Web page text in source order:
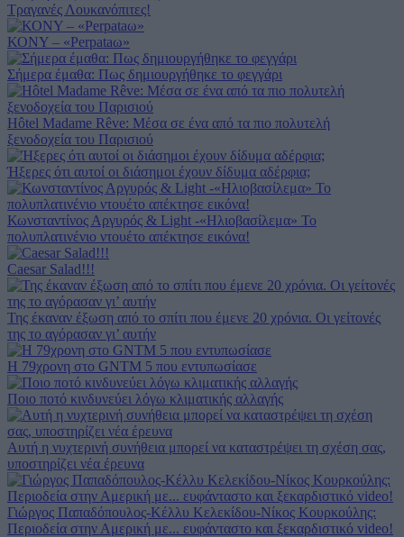
Τραγανές Λουκανόπιτες!
ΚΟΝΥ – «Perpataω»
Σήμερα έμαθα: Πως δημιουργήθηκε το φεγγάρι
Hôtel Madame Rêve: Μέσα σε ένα από τα πιο πολυτελή
ξενοδοχεία του Παρισιού
Ήξερες ότι αυτοί οι διάσημοι έχουν δίδυμα αδέρφια;
Κωνσταντίνος Αργυρός & Light -«Ηλιοβασίλεμα» Το
πολυπλατινένιο ντουέτο απέκτησε εικόνα!
Caesar Salad!!!
Της έκαναν έξωση από το σπίτι που έμενε 20 χρόνια. Οι γείτονές
της το αγόρασαν γι’ αυτήν
Η 79χρονη στο GNTM 5 που εντυπωσίασε
Ποιο ποτό κινδυνεύει λόγω κλιματικής αλλαγής
Αυτή η νυχτερινή συνήθεια μπορεί να καταστρέψει τη σχέση σας,
υποστηρίζει νέα έρευνα
Γιώργος Παπαδόπουλος-Κέλλυ Κελεκίδου-Νίκος Κουρκούλης:
Περιοδεία στην Αμερική με... ευφάνταστο και ξεκαρδιστικό video!